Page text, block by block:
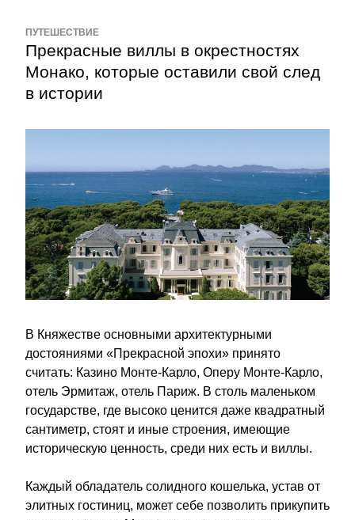
ПУТЕШЕСТВИЕ
Прекрасные виллы в окрестностях
Монако, которые оставили свой след
в истории
В Княжестве основными архитектурными
достояниями «Прекрасной эпохи» принято
считать: Казино Монте-Карло, Оперу Монте-Карло,
отель Эрмитаж, отель Париж. В столь маленьком
государстве, где высоко ценится даже квадратный
сантиметр, стоят и иные строения, имеющие
историческую ценность, среди них есть и виллы.
Каждый обладатель солидного кошелька, устав от
элитных гостиниц, может себе позволить прикупить